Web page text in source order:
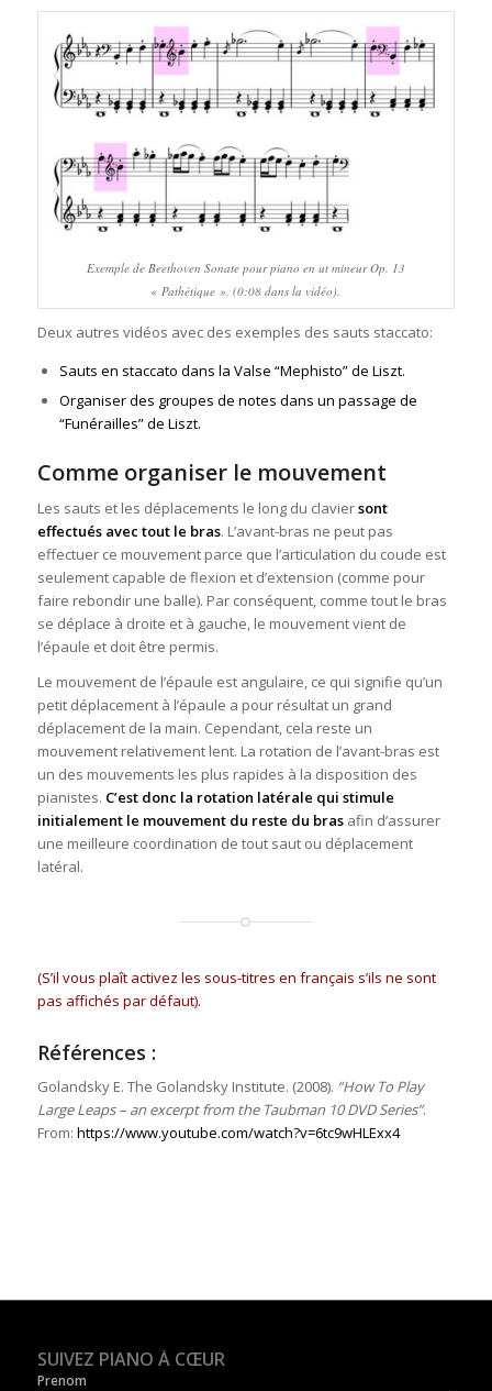
Exemple de Beethoven Sonate pour piano en ut mineur Op. 13
« Pathétique ». (0:08 dans la vidéo).
Deux autres vidéos avec des exemples des sauts staccato:
Sauts en staccato dans la Valse “Mephisto” de Liszt.
Organiser des groupes de notes dans un passage de
“Funérailles” de Liszt.
Comme organiser le mouvement
Les sauts et les déplacements le long du claviersont
effectués avec tout le bras. L’avant-bras ne peut pas
effectuer ce mouvement parce que l’articulation du coude est
seulement capable de flexion et d’extension (comme pour
faire rebondir une balle). Par conséquent, comme tout le bras
se déplace à droite et à gauche, le mouvement vient de
l’épaule et doit être permis.
Le mouvement de l’épaule est angulaire, ce qui signifie qu’un
petit déplacement à l’épaule a pour résultat un grand
déplacement de la main. Cependant, cela reste un
mouvement relativement lent. La rotation de l’avant-bras est
un des mouvements les plus rapides à la disposition des
pianistes. C’est donc la rotation latérale qui stimule
initialement le mouvement du reste du brasafin d’assurer
une meilleure coordination de tout saut ou déplacement
latéral.
(S’il vous plaît activez les sous-titres en français s’ils ne sont
pas affichés par défaut).
Références :
Golandsky E. The Golandsky Institute. (2008). “How To Play
Large Leaps – an excerpt from the Taubman 10 DVD Series”.
From: https://www.youtube.com/watch?v=6tc9wHLExx4
SUIVEZ PIANO À CŒUR
Prenom